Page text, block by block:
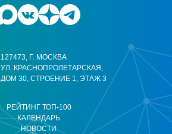
РЕЙТИНГ ТОП-100
КАЛЕНДАРЬ
НОВОСТИ
127473, Г. МОСКВА
УЛ. КРАСНОПРОЛЕТАРСКАЯ,
ДОМ 30, СТРОЕНИЕ 1, ЭТАЖ 3